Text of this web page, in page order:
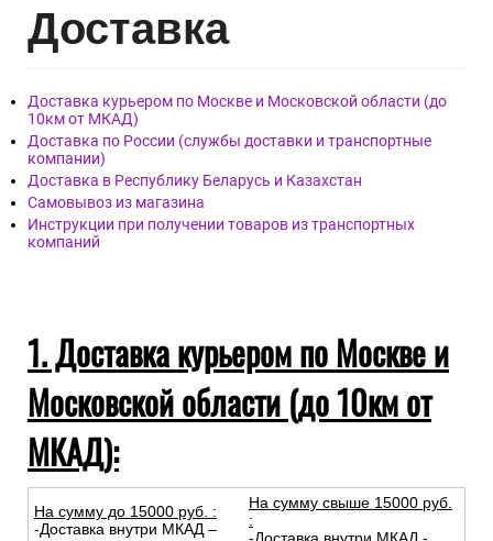
Доставка
Доставка курьером по Москве и Московской области (до
10км от МКАД)
Доставка по России (службы доставки и транспортные
компании)
Доставка в Республику Беларусь и Казахстан
Самовывоз из магазина
Инструкции при получении товаров из транспортных
компаний
1. Доставка курьером по Москве и
Московской области (до 10км от
МКАД):
На сумму до 15000 руб. :
-Доставка внутри МКАД –
На сумму свыше 15000 руб.
: